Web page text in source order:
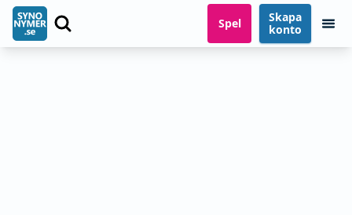
Spel
Skapa
konto